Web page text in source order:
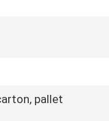
pallet